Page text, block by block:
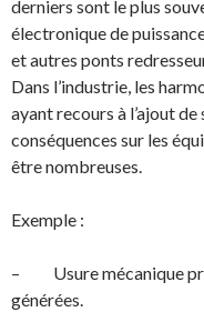
derniers sont le plus
électronique de
et autres ponts
Dans l’industrie, les
ayant recours à l’ajout
conséquences sur les
être nombreuses.
Exemple :
– Usure mécanique
générées.